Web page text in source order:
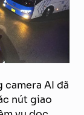
AI đã
nút giao